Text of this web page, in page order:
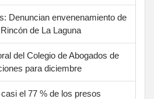
Denuncian envenenamiento de
de La Laguna
del Colegio de Abogados de
para diciembre
el 77 % de los presos